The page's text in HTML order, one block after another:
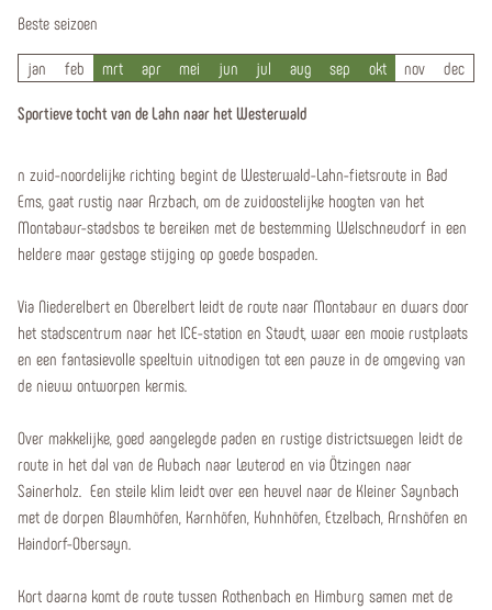
Beste seizoen
jan feb mrt apr mei jun jul aug sep okt nov dec
Sportieve tocht van de Lahn naar het Westerwald
n zuid-noordelijke richting begint de Westerwald-Lahn-fietsroute in Bad
Ems, gaat rustig naar Arzbach, om de zuidoostelijke hoogten van het
Montabaur-stadsbos te bereiken met de bestemming Welschneudorf in een
heldere maar gestage stijging op goede bospaden.
Via Niederelbert en Oberelbert leidt de route naar Montabaur en dwars door
het stadscentrum naar het ICE-station en Staudt, waar een mooie rustplaats
en een fantasievolle speeltuin uitnodigen tot een pauze in de omgeving van
de nieuw ontworpen kermis.
Over makkelijke, goed aangelegde paden en rustige districtswegen leidt de
route in het dal van de Aubach naar Leuterod en via Ötzingen naar
Sainerholz. Een steile klim leidt over een heuvel naar de Kleiner Saynbach
met de dorpen Blaumhöfen, Karnhöfen, Kuhnhöfen, Etzelbach, Arnshöfen en
Haindorf-Obersayn.
Kort daarna komt de route tussen Rothenbach en Himburg samen met de